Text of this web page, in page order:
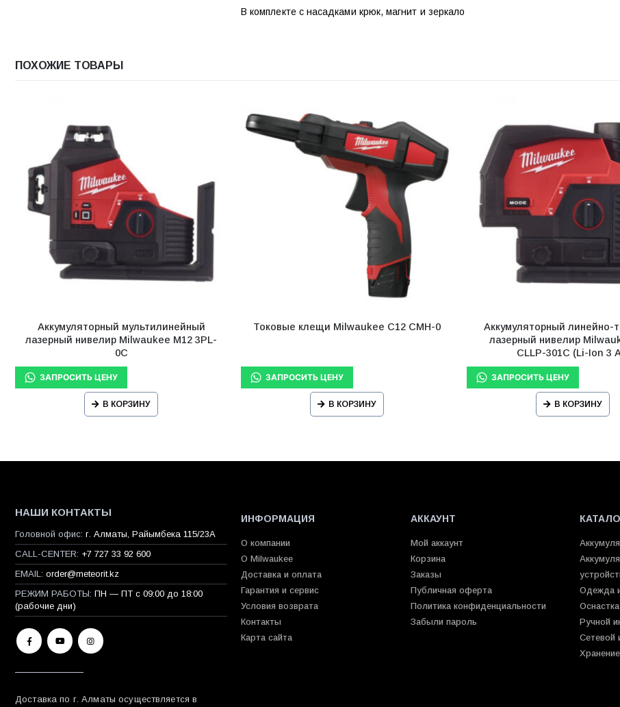
В комплекте с насадками крюк, магнит и зеркало
ПОХОЖИЕ ТОВАРЫ
Аккумуляторный мультилинейный
лазерный нивелир Milwaukee M12 3PL-
0C
В КОРЗИНУ
Токовые клещи Milwaukee С12 CMH-0
В КОРЗИНУ
Аккумуляторный линейно-
лазерный нивелир
CLLP-301C (Li-Ion 3
В КОРЗИНУ
НАШИ КОНТАКТЫ
Головной офис: г. Алматы, Райымбека 115/23A
CALL-CENTER: +7 727 33 92 600
EMAIL: order@meteorit.kz
РЕЖИМ РАБОТЫ: ПН — ПТ с 09:00 до 18:00
(рабочие дни)
Доставка по г. Алматы осуществляется в
ИНФОРМАЦИЯ
О компании
О Milwaukee
Доставка и оплата
Гарантия и сервис
Условия возврата
Контакты
Карта сайта
АККАУНТ
Мой аккаунт
Корзина
Заказы
Публичная оферта
Политика конфиденциальности
Забыли пароль
Одежда
Оснастка
Ручной
Сетевой